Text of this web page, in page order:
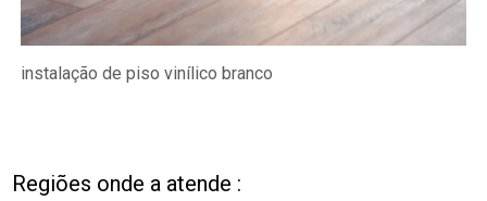
instalação de piso vinílico branco
Regiões onde a atende :